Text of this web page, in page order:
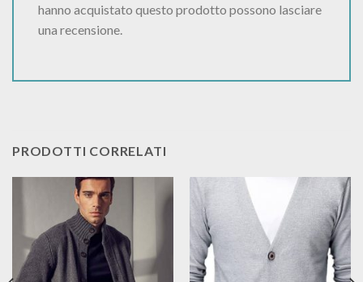
hanno acquistato questo prodotto possono lasciare
una recensione.
PRODOTTI CORRELATI